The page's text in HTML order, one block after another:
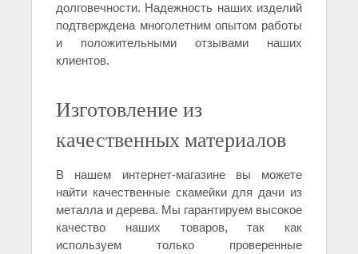
долговечности. Надежность наших изделий
подтверждена многолетним опытом работы
и положительными отзывами наших
клиентов.
Изготовление из
качественных материалов
В нашем интернет-магазине вы можете
найти качественные скамейки для дачи из
металла и дерева. Мы гарантируем высокое
качество наших товаров, так как
используем только проверенные